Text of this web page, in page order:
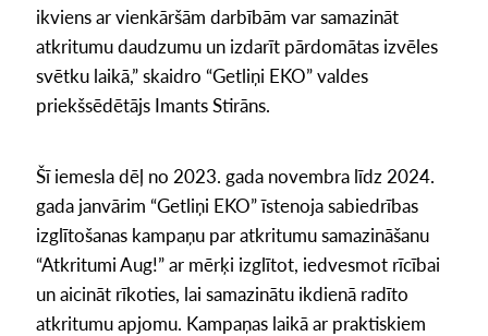
ikviens ar vienkāršām darbībām var samazināt
atkritumu daudzumu un izdarīt pārdomātas izvēles
svētku laikā,” skaidro “Getliņi EKO” valdes
priekšsēdētājs Imants Stirāns.
Šī iemesla dēļ no 2023. gada novembra līdz 2024.
gada janvārim “Getliņi EKO” īstenoja sabiedrības
izglītošanas kampaņu par atkritumu samazināšanu
“Atkritumi Aug!” ar mērķi izglītot, iedvesmot rīcībai
un aicināt rīkoties, lai samazinātu ikdienā radīto
atkritumu apjomu. Kampaņas laikā ar praktiskiem